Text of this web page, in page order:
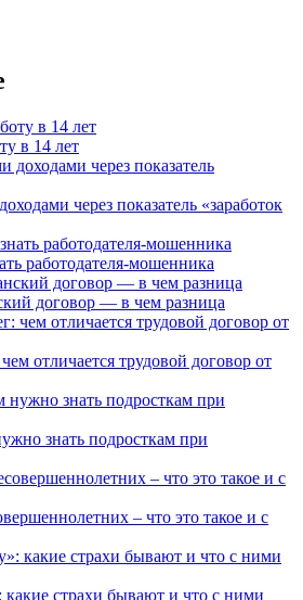
в 14 лет
через показатель «заработок
работодателя-мошенника
договор — в чем разница
отличается трудовой договор от
знать подросткам при
– что это такое и с
какие страхи бывают и что с ними